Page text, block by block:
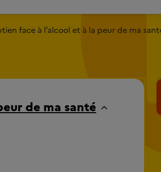
face à l’alcool et à la peur de ma
de ma santé